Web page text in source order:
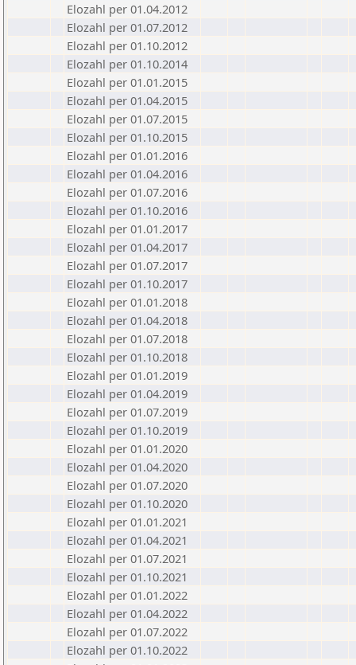
Elozahl per 01.04.2012
Elozahl per 01.07.2012
Elozahl per 01.10.2012
Elozahl per 01.10.2014
Elozahl per 01.01.2015
Elozahl per 01.04.2015
Elozahl per 01.07.2015
Elozahl per 01.10.2015
Elozahl per 01.01.2016
Elozahl per 01.04.2016
Elozahl per 01.07.2016
Elozahl per 01.10.2016
Elozahl per 01.01.2017
Elozahl per 01.04.2017
Elozahl per 01.07.2017
Elozahl per 01.10.2017
Elozahl per 01.01.2018
Elozahl per 01.04.2018
Elozahl per 01.07.2018
Elozahl per 01.10.2018
Elozahl per 01.01.2019
Elozahl per 01.04.2019
Elozahl per 01.07.2019
Elozahl per 01.10.2019
Elozahl per 01.01.2020
Elozahl per 01.04.2020
Elozahl per 01.07.2020
Elozahl per 01.10.2020
Elozahl per 01.01.2021
Elozahl per 01.04.2021
Elozahl per 01.07.2021
Elozahl per 01.10.2021
Elozahl per 01.01.2022
Elozahl per 01.04.2022
Elozahl per 01.07.2022
Elozahl per 01.10.2022